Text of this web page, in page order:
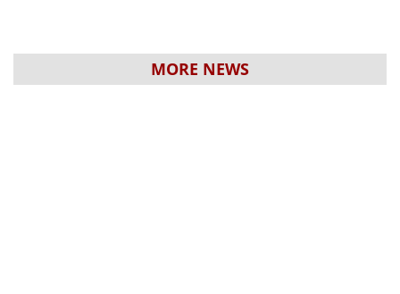
MORE NEWS